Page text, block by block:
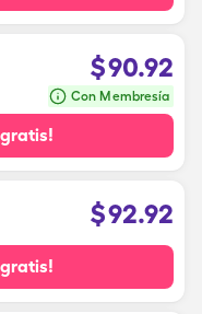
$90.92
Con Membresía
$92.92